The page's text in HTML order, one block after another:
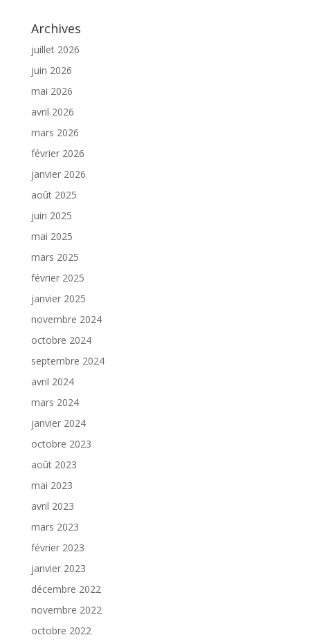
Archives
juillet 2026
juin 2026
mai 2026
avril 2026
mars 2026
février 2026
janvier 2026
août 2025
juin 2025
mai 2025
mars 2025
février 2025
janvier 2025
novembre 2024
octobre 2024
septembre 2024
avril 2024
mars 2024
janvier 2024
octobre 2023
août 2023
mai 2023
avril 2023
mars 2023
février 2023
janvier 2023
décembre 2022
novembre 2022
octobre 2022